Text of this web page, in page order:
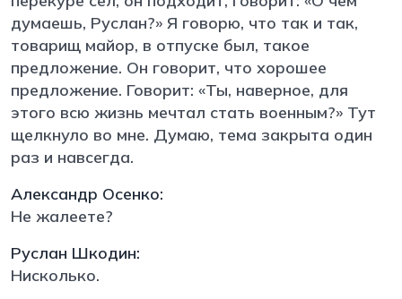
думаешь, Руслан?» Я говорю, что так и так,
товарищ майор, в отпуске был, такое
предложение. Он говорит, что хорошее
предложение. Говорит: «Ты, наверное, для
этого всю жизнь мечтал стать военным?» Тут
щелкнуло во мне. Думаю, тема закрыта один
раз и навсегда.
Александр Осенко:
Не жалеете?
Руслан Шкодин:
Нисколько.